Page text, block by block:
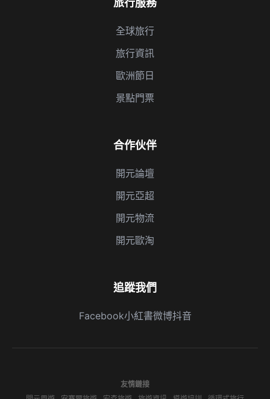
旅行服務
全球旅行
旅行資訊
歐洲節日
景點門票
合作伙伴
開元論壇
開元亞超
開元物流
開元歐淘
追蹤我們
Facebook小紅書微博抖音
友情鏈接